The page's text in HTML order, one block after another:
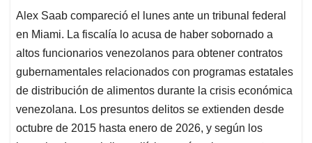
Alex Saab compareció el lunes ante un tribunal federal
en Miami. La fiscalía lo acusa de haber sobornado a
altos funcionarios venezolanos para obtener contratos
gubernamentales relacionados con programas estatales
de distribución de alimentos durante la crisis económica
venezolana. Los presuntos delitos se extienden desde
octubre de 2015 hasta enero de 2026, y según los